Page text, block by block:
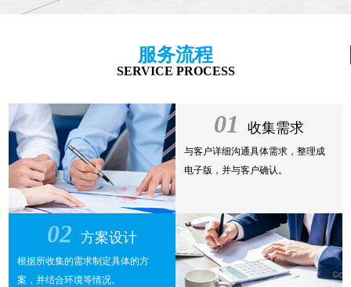
服务流程
SERVICE PROCESS
01 收集需求
与客户详细沟通具体需求，整理成
电子版，并与客户确认。
02 方案设计
根据所收集的需求制定具体的方
案，并结合环境等情况。